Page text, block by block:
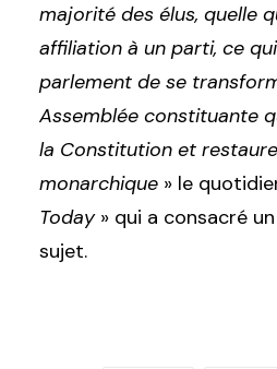
majorité des élus, quelle
affiliation à un parti, ce
parlement de se
Assemblée constituante
la Constitution et
monarchique » le
Today » qui a consacré
sujet.